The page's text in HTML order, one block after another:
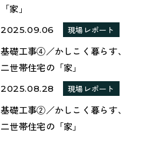
「家」
2025.09.06 現場レポート
基礎工事④／かしこく暮らす、
二世帯住宅の「家」
2025.08.28 現場レポート
基礎工事②／かしこく暮らす、
二世帯住宅の「家」